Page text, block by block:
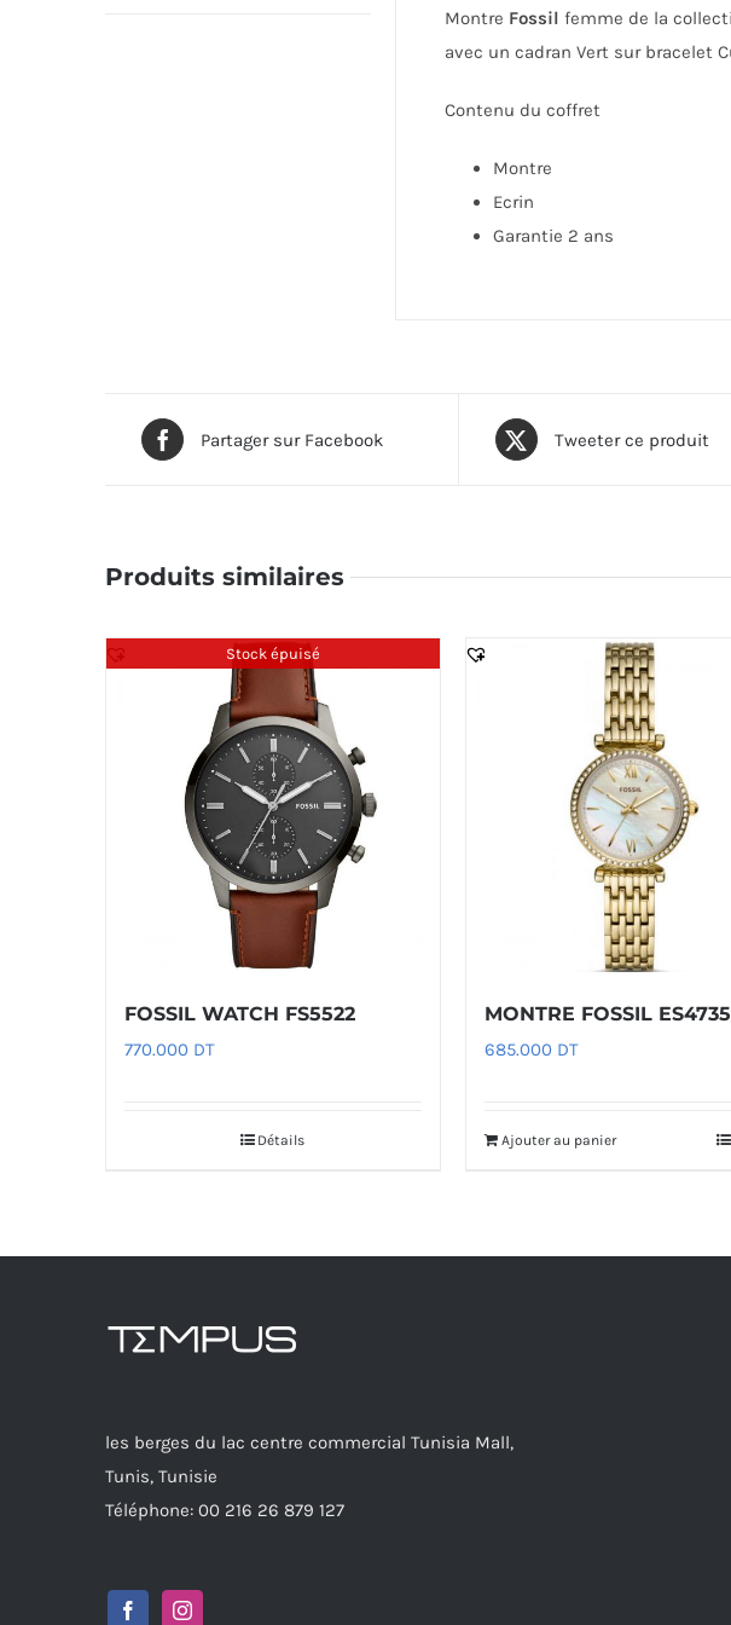
Montre Fossil femme de la
avec un cadran Vert sur bracelet
Contenu du coffret
Montre
Ecrin
Garantie 2 ans
Partager sur Facebook Tweeter ce produit
Produits similaires
Stock épuisé
FOSSIL WATCH FS5522
770.000 DT
Détails
MONTRE FOSSIL ES4735
685.000 DT
Ajouter au panier
les berges du lac centre commercial Tunisia Mall,
Tunis, Tunisie
Téléphone: 00 216 26 879 127